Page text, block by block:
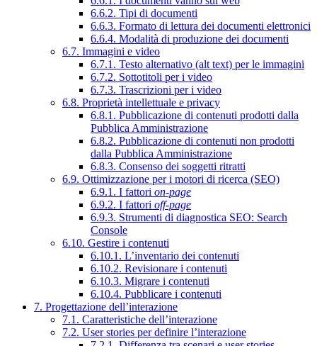
6.6.2. Tipi di documenti
6.6.3. Formato di lettura dei documenti elettronici
6.6.4. Modalità di produzione dei documenti
6.7. Immagini e video
6.7.1. Testo alternativo (alt text) per le immagini
6.7.2. Sottotitoli per i video
6.7.3. Trascrizioni per i video
6.8. Proprietà intellettuale e privacy
6.8.1. Pubblicazione di contenuti prodotti dalla
Pubblica Amministrazione
6.8.2. Pubblicazione di contenuti non prodotti
dalla Pubblica Amministrazione
6.8.3. Consenso dei soggetti ritratti
6.9. Ottimizzazione per i motori di ricerca (SEO)
6.9.1. I fattori on-page
6.9.2. I fattori off-page
6.9.3. Strumenti di diagnostica SEO: Search
Console
6.10. Gestire i contenuti
6.10.1. L’inventario dei contenuti
6.10.2. Revisionare i contenuti
6.10.3. Migrare i contenuti
6.10.4. Pubblicare i contenuti
7. Progettazione dell’interazione
7.1. Caratteristiche dell’interazione
7.2. User stories per definire l’interazione